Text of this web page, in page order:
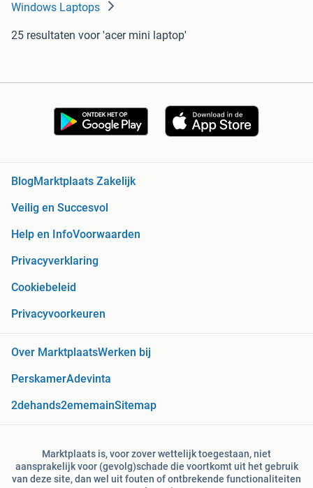
Windows Laptops
25 resultaten voor 'acer mini laptop'
Blog Marktplaats Zakelijk
Veilig en Succesvol
Help en InfoVoorwaarden
Privacyverklaring
Cookiebeleid
Privacyvoorkeuren
Over MarktplaatsWerken bij
PerskamerAdevinta
2dehands2ememainSitemap
Marktplaats is, voor zover wettelijk toegestaan, niet
aansprakelijk voor (gevolg)schade die voortkomt uit het gebruik
van deze site, dan wel uit fouten of ontbrekende functionaliteiten